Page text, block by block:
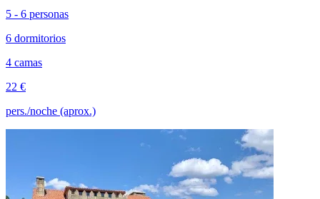
5 - 6 personas
6 dormitorios
4 camas
22 €
pers./noche (aprox.)